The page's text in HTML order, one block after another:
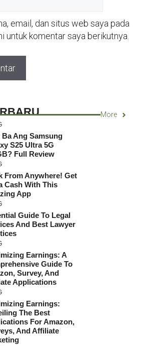
email, dan situs web saya pada
untuk komentar saya berikutnya.
More
Ang Samsung
S25 Ultra 5G
Full Review
From Anywhere! Get
Cash With This
App
Guide To Legal
And Best Lawyer
Earnings: A
Guide To
Survey, And
Applications
Earnings:
The Best
For Amazon,
And Affiliate